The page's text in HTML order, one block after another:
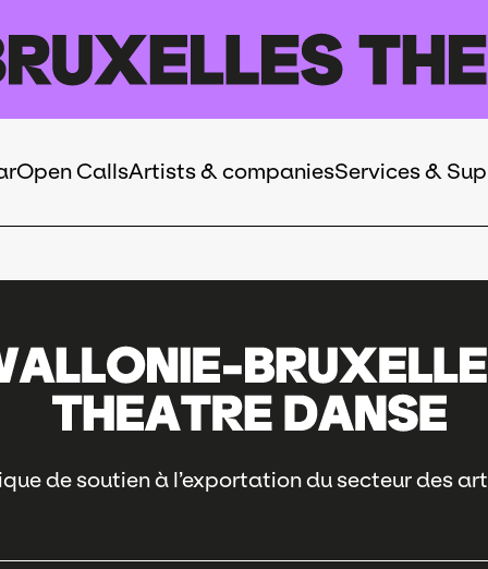
Open CallsArtists & companiesServices &
de soutien à l’exportation du secteur des